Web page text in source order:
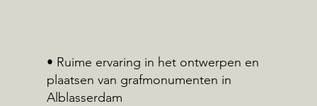
• Ruime ervaring in het ontwerpen en
plaatsen van grafmonumenten in
Alblasserdam